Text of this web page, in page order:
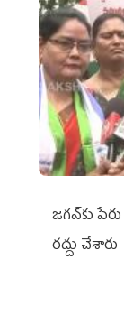
జగన్‌కు
రద్దు చేశారు